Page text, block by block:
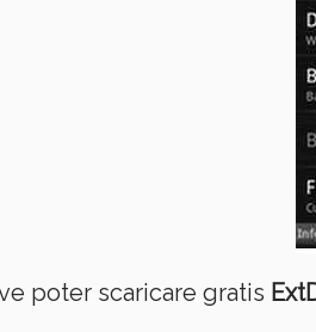
poter scaricare gratis